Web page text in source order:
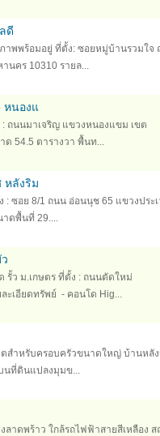
ดี
าพพร้อมอยู่ ที่ตั้ง: ซอยหมู่บ้านรวมใจ
นคร 10310 รายล...
หนองแ
ถนนมาเจริญ แขวงหนองแขม เขต
ด 54.5 ตารางวา พื้นท...
หลังริม
ซอย 8/1 ถนน อ่อนนุช 65 แขวงประ
าดพื้นที่ 29....
รั้ว ม.เกษตร ที่ตั้ง : ถนนตัดใหม่
ะเอียดทรัพย์ - คอนโด Hig...
สำหรับครอบครัวขนาดใหญ่ บ้านหลั
นที่ดินแปลงมุมข...
ลาดพร้าว ใกล้รถไฟฟ้าสายสีเหลือง ส